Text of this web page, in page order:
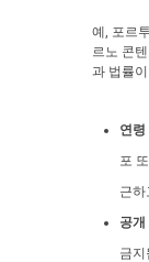
예, 포르
르노 콘
과 법률
연령
포
근
공개
금